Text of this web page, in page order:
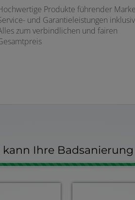
Produkte führender
und Garantieleistungen
zum verbindlichen und fairen
Ihre